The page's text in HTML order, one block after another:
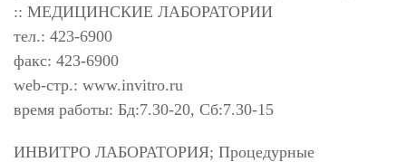
:: МЕДИЦИНСКИЕ ЛАБОРАТОРИИ
тел.: 423-6900
факс: 423-6900
web-стр.: www.invitro.ru
время работы: Бд:7.30-20, Сб:7.30-15
ИНВИТРО ЛАБОРАТОРИЯ; Процедурные